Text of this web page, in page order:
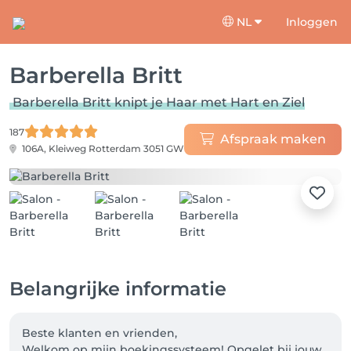
NL Inloggen
Barberella Britt
Barberella Britt knipt je Haar met Hart en Ziel
187
106A, Kleiweg Rotterdam 3051 GW
Afspraak maken
Belangrijke informatie
Beste klanten en vrienden,